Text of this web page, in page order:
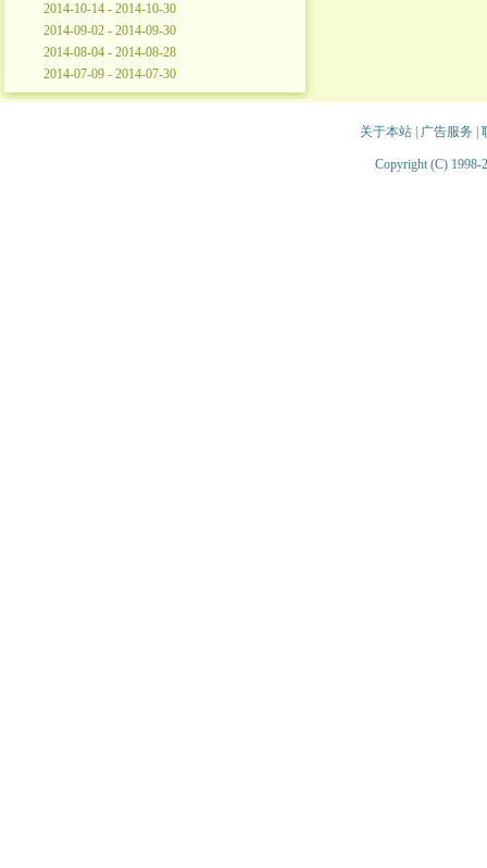
2014-10-14 - 2014-10-30
2014-09-02 - 2014-09-30
2014-08-04 - 2014-08-28
2014-07-09 - 2014-07-30
关于本站| 广告服务
Copyright (C) 1998-